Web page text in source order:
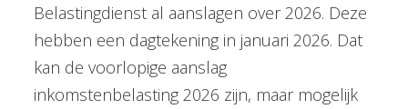
Belastingdienst al aanslagen over 2026. Deze
hebben een dagtekening in januari 2026. Dat
kan de voorlopige aanslag
inkomstenbelasting 2026 zijn, maar mogelijk